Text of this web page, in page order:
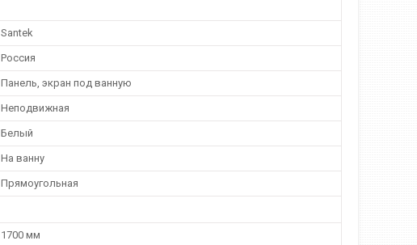
Santek
Россия
Панель, экран под ванную
Неподвижная
Белый
На ванну
Прямоугольная
1700 мм